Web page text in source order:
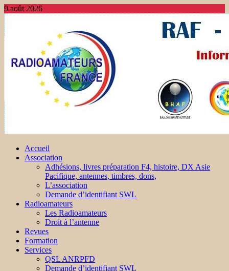
9 août 2026
Accueil
Association
Adhésions, livres préparation F4, histoire, DX Asie
Pacifique, antennes, timbres, dons,
L’association
Demande d’identifiant SWL
Radioamateurs
Les Radioamateurs
Droit à l’antenne
Revues
Formation
Services
QSL ANRPFD
Demande d’identifiant SWL